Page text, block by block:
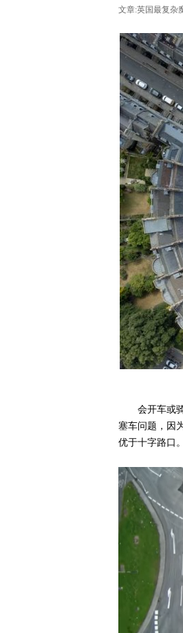
文章:英国最复杂
会开车或
塞车问题，因
优于十字路口